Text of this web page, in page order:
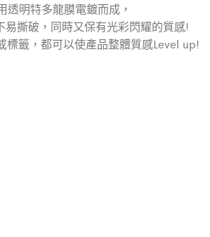
透明特多龍膜電鍍而成，
易撕破，同時又保有光彩閃耀的質感!
標籤，都可以使產品整體質感Level up!